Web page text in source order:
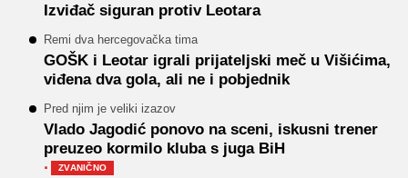
Izviđač siguran protiv Leotara
Remi dva hercegovačka tima
GOŠK i Leotar igrali prijateljski meč u Višićima,
viđena dva gola, ali ne i pobjednik
Pred njim je veliki izazov
Vlado Jagodić ponovo na sceni, iskusni trener
preuzeo kormilo kluba s juga BiH
· ZVANIČNO